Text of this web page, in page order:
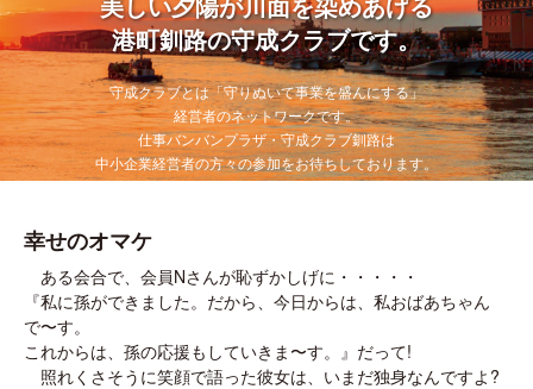
美しい夕陽が川面を染めあげる
港町釧路の守成クラブです。
守成クラブとは「守りぬいて事業を盛んにする」
経営者のネットワークです。
仕事バンバンプラザ・守成クラブ釧路は
中小企業経営者の方々の参加をお待ちしております。
幸せのオマケ
ある会合で、会員Nさんが恥ずかしげに・・・・・
『私に孫ができました。だから、今日からは、私おばあちゃん
で〜す。
これからは、孫の応援もしていきま〜す。』だって!
照れくさそうに笑顔で語った彼女は、いまだ独身なんですよ?